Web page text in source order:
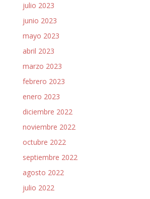
julio 2023
junio 2023
mayo 2023
abril 2023
marzo 2023
febrero 2023
enero 2023
diciembre 2022
noviembre 2022
octubre 2022
septiembre 2022
agosto 2022
julio 2022